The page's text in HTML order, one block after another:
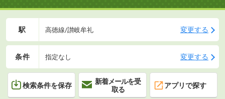
駅 高徳線/讃岐牟礼 変更する
条件 指定なし 変更する
検索条件を保存
新着メールを受
取る
アプリで探す